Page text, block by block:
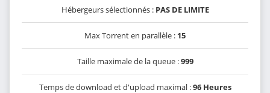
Hébergeurs sélectionnés : PAS DE LIMITE
Max Torrent en parallèle : 15
Taille maximale de la queue :999
Temps de download et d'upload maximal :96 Heures